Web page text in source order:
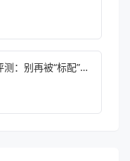
2核4G服务器真实性能评测：别再被“标配”忽悠了